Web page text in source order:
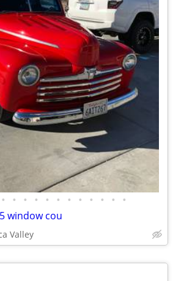
• • • • • • • • • • • •
window cou
Valley